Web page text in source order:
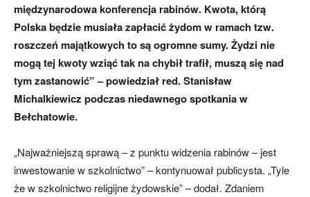
międzynarodowa konferencja rabinów. Kwota, którą
Polska będzie musiała zapłacić żydom w ramach tzw.
roszczeń majątkowych to są ogromne sumy. Żydzi nie
mogą tej kwoty wziąć tak na chybił trafił, muszą się nad
tym zastanowić” – powiedział red. Stanisław
Michalkiewicz podczas niedawnego spotkania w
Bełchatowie.
„Najważniejszą sprawą – z punktu widzenia rabinów – jest
inwestowanie w szkolnictwo” – kontynuował publicysta. „Tyle
że w szkolnictwo religijne żydowskie” – dodał. Zdaniem